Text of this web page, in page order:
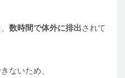
数時間で体外に排出されて
ないため、